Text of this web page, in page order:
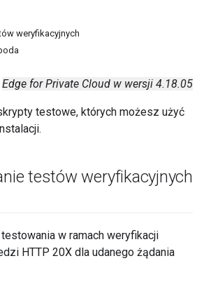
weryfikacyjnych
Edge for Private Cloud w wersji 4.18.05
testowe, których możesz użyć
testów weryfikacyjnych
w ramach weryfikacji
HTTP 20X dla udanego żądania